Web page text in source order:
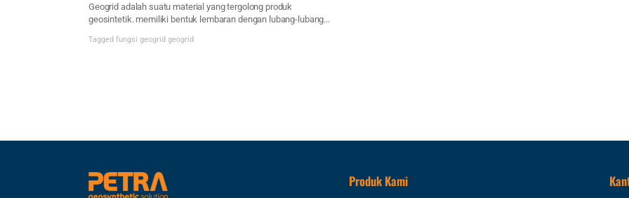
Geogrid adalah suatu material yang tergolong produk
geosintetik. memiliki bentuk lembaran dengan lubang-lubang
agar memperkuat struktur perkuatan tanah. Bentuk lubang-
Tagged fungsi geogrid geogrid
Produk Kami